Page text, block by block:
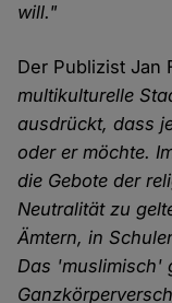
will."
Der Publizist Jan
multikulturelle
ausdrückt, dass
oder er möchte.
die Gebote der
Neutralität zu
Ämtern, in
Das 'muslimisch'